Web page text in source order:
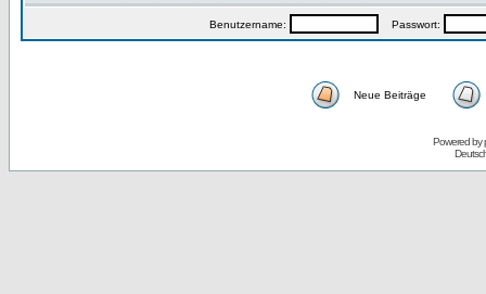
Benutzername: Passwort:
Neue Beiträge
Powered by